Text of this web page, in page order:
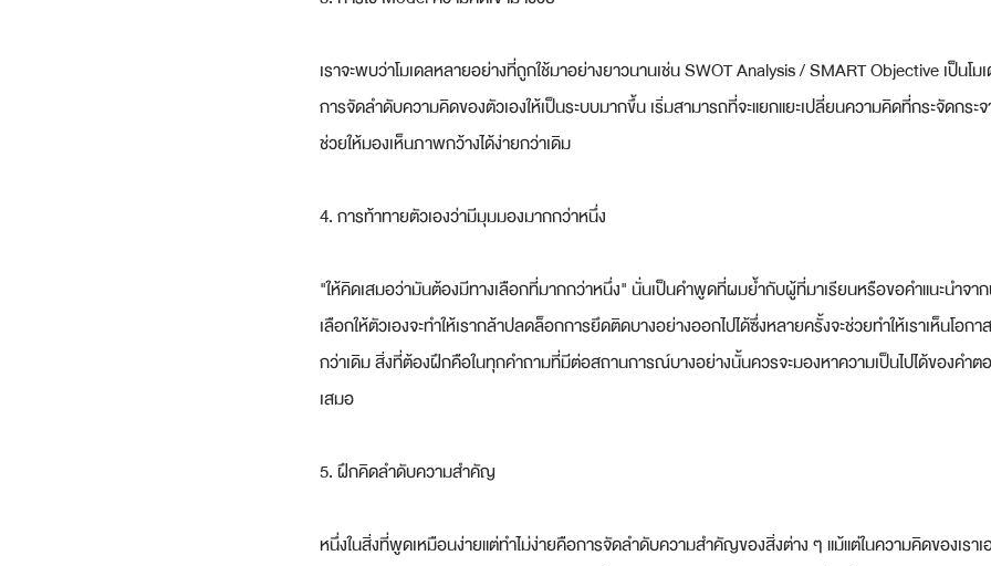
เราจะพบว่าโมเดลหลายอย่างที่ถูกใช้มาอย่างยาวนานเช่น SWOT Analysis / SMART Objective เป็นโม
การจัดลำดับความคิดของตัวเองให้เป็นระบบมากขึ้น เริ่มสามารถที่จะแยกแยะเปลี่ยนความคิดที่กระจัดกระ
ช่วยให้มองเห็นภาพกว้างได้ง่ายกว่าเดิม
4. การท้าทายตัวเองว่ามีมุมมองมากกว่าหนึ่ง
"ให้คิดเสมอว่ามันต้องมีทางเลือกที่มากกว่าหนึ่ง" นั่นเป็นคำพูดที่ผมย้ำกับผู้ที่มาเรียนหรือขอคำแนะนำจาก
เลือกให้ตัวเองจะทำให้เรากล้าปลดล็อกการยึดติดบางอย่างออกไปได้ซึ่งหลายครั้งจะช่วยทำให้เราเห็นโอก
กว่าเดิม สิ่งที่ต้องฝึกคือในทุกคำถามที่มีต่อสถานการณ์บางอย่างนั้นควรจะมองหาความเป็นไปได้ของคำ
เสมอ
5. ฝึกคิดลำดับความสำคัญ
หนึ่งในสิ่งที่พูดเหมือนง่ายแต่ทำไม่ง่ายคือการจัดลำดับความสำคัญของสิ่งต่าง ๆ แม้แต่ในความคิดของเราเ